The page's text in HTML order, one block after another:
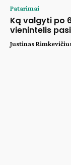
Patarimai
Ką valgyti po
vienintelis
Justinas